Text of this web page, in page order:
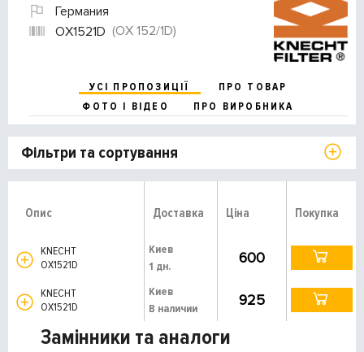
Германия
OX1521D (OX 152/1D)
УСІ ПРОПОЗИЦІЇ
ПРО ТОВАР
ФОТО І ВІДЕО
ПРО ВИРОБНИКА
Фільтри та сортування
Опис Доставка Ціна Покупка
KNECHT
OX1521D
Киев
1 дн.
600
KNECHT
OX1521D
Киев
В наличии
925
Замінники та аналоги